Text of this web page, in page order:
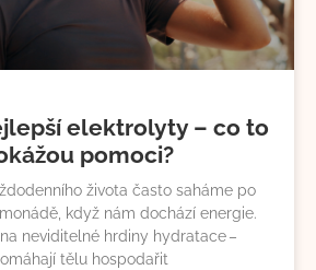
elektrolyty – co to
pomoci?
života často saháme po
když nám dochází energie.
neviditelné hrdiny hydratace –
tělu hospodařit